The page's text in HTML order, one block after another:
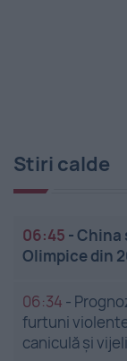
Stiri calde
06:45 -China
Olimpice din
06:34 -
furtuni
caniculă și